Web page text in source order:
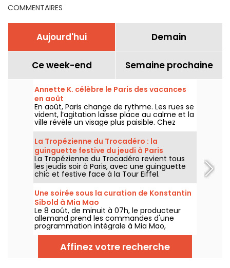
COMMENTAIRES
Aujourd'hui Demain
Ce week-end Semaine prochaine
Annette K. célèbre le Paris des vacances
en août
En août, Paris change de rythme. Les rues se
vident, l’agitation laisse place au calme et la
ville révèle un visage plus paisible. Chez
Annette K., on profite de cette parenthèse
unique pour prolonger l’esprit des vacances,
les pieds presque dans l’eau, avant le retour
à la rentrée.
La Tropézienne du Trocadéro : la
guinguette festive du jeudi à Paris
La Tropézienne du Trocadéro revient tous
les jeudis soir à Paris, avec une guinguette
chic et festive face à la Tour Eiffel.
Une soirée sous la curation de Konstantin
Sibold à Mia Mao
Le 8 août, de minuit à 07h, le producteur
allemand prend les commandes d'une
programmation intégrale à Mia Mao,
entouré de Hardt Antoine et EG, pour une
soirée qui traverse la house mélodique, la
techno et leurs zones frontières.
Affinez votre recherche